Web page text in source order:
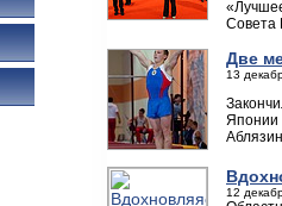
Совета
Две
13
Японии
12